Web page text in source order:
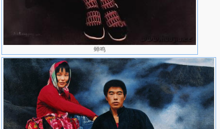
1998年 参加德国柏林举办之“东西写实派”油画汇展
1999年 三月参加香港少励画廊“王沂东油画作品展”。 （另：大事年
表中不足部分，请画家审稿时补上）《王沂东油画》画册出版。
2003年 作品《蝉鸣》参加第三届油画展获优胜奖
2004年 10月，和艾轩、杨飞云等人发起成立“北京写实画派”。
2004年 参加北京写实画派第一次油画展
2005年 和陈逸飞、艾轩、杨飞云等人共同成立“中国写实画派”。
2005年 5月 参加德国杜伊斯堡美术馆中国油画家油画精品展
2005年 10月15日，参加在雅昌艺术馆举办的“中国艺术市场年度高
峰论坛”，并与艾轩、杨飞云等共同发表对中国写实油画的谈话。
教育：
蝉鸣